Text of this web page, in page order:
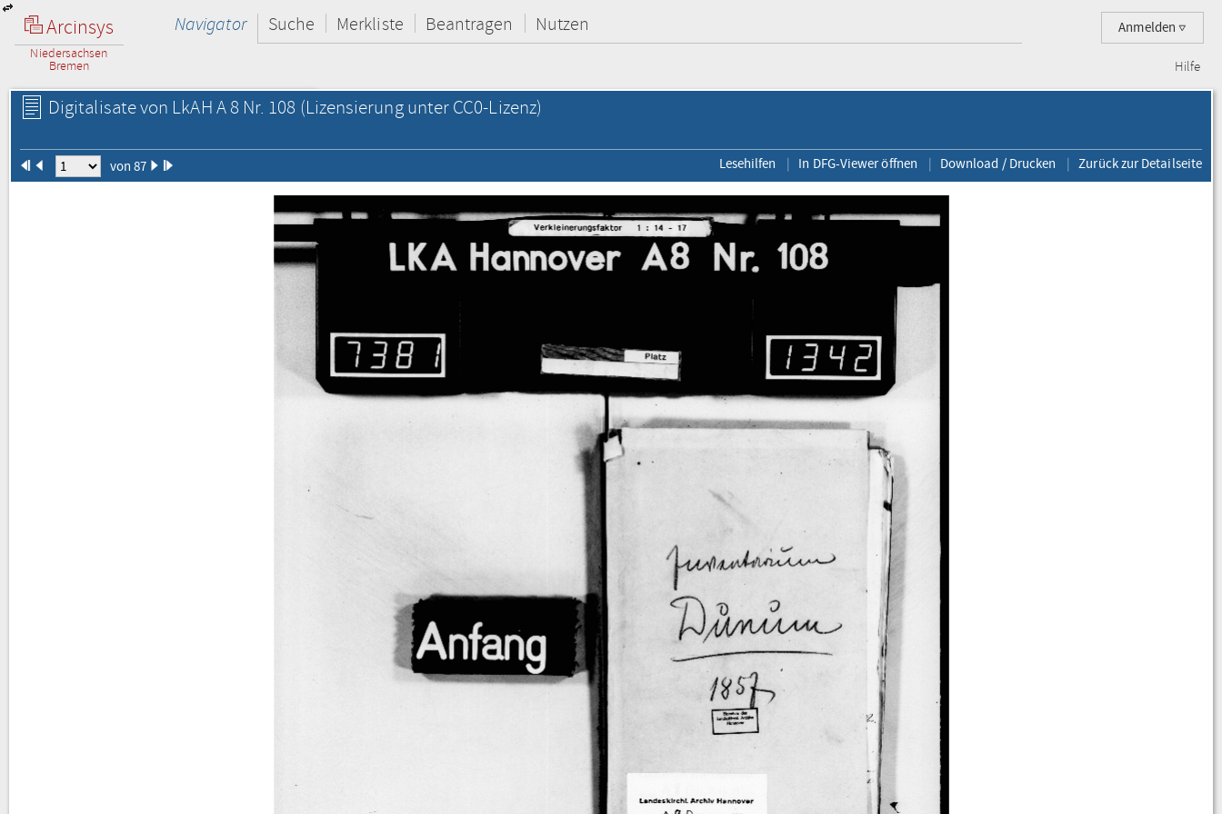
Arcinsys
Niedersachsen
Bremen
Anmelden
Navigator Suche Merkliste Beantragen Nutzen
Hilfe
Digitalisate von LkAH A 8 Nr. 108 (Lizensierung unter CC0-Lizenz)
von 87 Lesehilfen In DFG-Viewer öffnen Download / Drucken Zurück zur Detailseite